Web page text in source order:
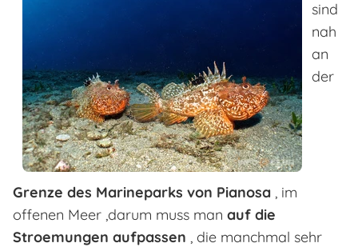
sind
nah
an
der
Grenze des Marineparks von Pianosa , im
offenen Meer ,darum muss man auf die
Stroemungen aufpassen , die manchmal sehr